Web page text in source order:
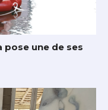
pose une de ses